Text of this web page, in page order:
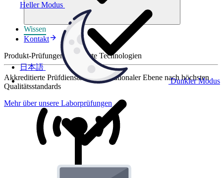
Heller Modus
Dunkler Modus
日本語
Wissen
Kontakt
Produkt-Prüfungen für smarte Technologien
Akkreditierte Prüfdienste auf internationaler Ebene nach höchsten
Qualitätsstandards
Mehr über unsere Laborprüfungen